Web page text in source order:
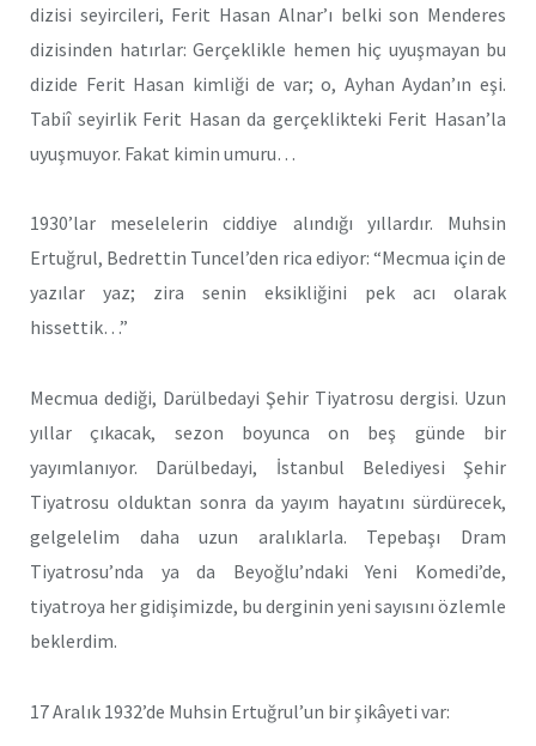
dizisi seyircileri, Ferit Hasan Alnar’ı belki son Menderes
dizisinden hatırlar: Gerçeklikle hemen hiç uyuşmayan bu
dizide Ferit Hasan kimliği de var; o, Ayhan Aydan’ın eşi.
Tabiî seyirlik Ferit Hasan da gerçeklikteki Ferit Hasan’la
uyuşmuyor. Fakat kimin umuru…
1930’lar meselelerin ciddiye alındığı yıllardır. Muhsin
Ertuğrul, Bedrettin Tuncel’den rica ediyor: “Mecmua için de
yazılar yaz; zira senin eksikliğini pek acı olarak
hissettik…”
Mecmua dediği, Darülbedayi Şehir Tiyatrosu dergisi. Uzun
yıllar çıkacak, sezon boyunca on beş günde bir
yayımlanıyor. Darülbedayi, İstanbul Belediyesi Şehir
Tiyatrosu olduktan sonra da yayım hayatını sürdürecek,
gelgelelim daha uzun aralıklarla. Tepebaşı Dram
Tiyatrosu’nda ya da Beyoğlu’ndaki Yeni Komedi’de,
tiyatroya her gidişimizde, bu derginin yeni sayısını özlemle
beklerdim.
17 Aralık 1932’de Muhsin Ertuğrul’un bir şikâyeti var: